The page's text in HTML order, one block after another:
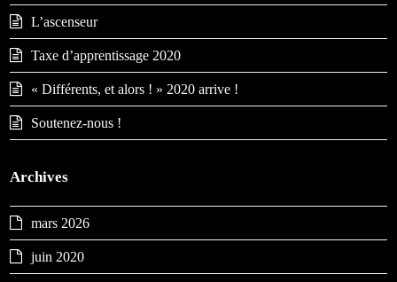
L’ascenseur
Taxe d’apprentissage 2020
« Différents, et alors ! » 2020 arrive !
Soutenez-nous !
Archives
mars 2026
juin 2020